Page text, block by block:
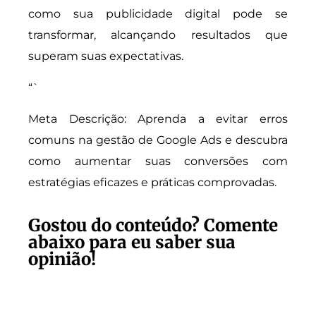
como sua publicidade digital pode se
transformar, alcançando resultados que
superam suas expectativas.
“`
Meta Descrição: Aprenda a evitar erros
comuns na gestão de Google Ads e descubra
como aumentar suas conversões com
estratégias eficazes e práticas comprovadas.
Gostou do conteúdo? Comente
abaixo para eu saber sua
opinião!